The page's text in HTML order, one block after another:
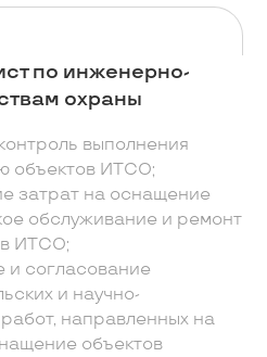
по инженерно-
охраны
выполнения
объектов ИТСО;
на оснащение
обслуживание и ремонт
ИТСО;
согласование
и научно-
направленных на
объектов